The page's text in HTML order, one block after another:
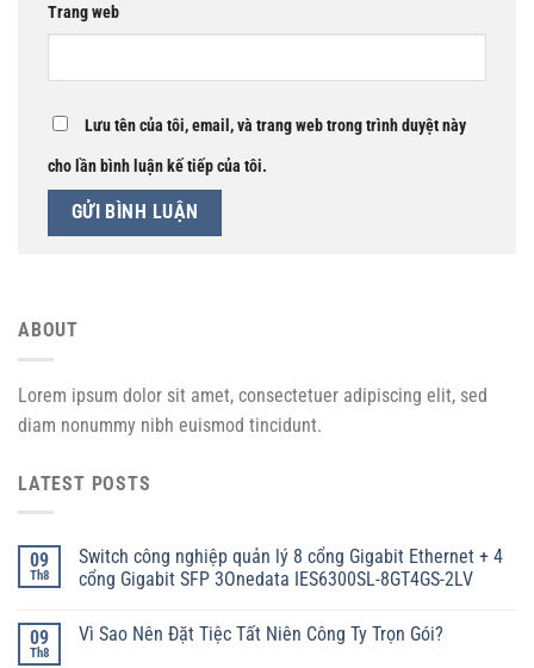
Trang web
Lưu tên của tôi, email, và trang web trong trình duyệt này
cho lần bình luận kế tiếp của tôi.
ABOUT
Lorem ipsum dolor sit amet, consectetuer adipiscing elit, sed
diam nonummy nibh euismod tincidunt.
LATEST POSTS
09
Th8
Switch công nghiệp quản lý 8 cổng Gigabit Ethernet + 4
cổng Gigabit SFP 3Onedata IES6300SL-8GT4GS-2LV
09
Th8
Vì Sao Nên Đặt Tiệc Tất Niên Công Ty Trọn Gói?